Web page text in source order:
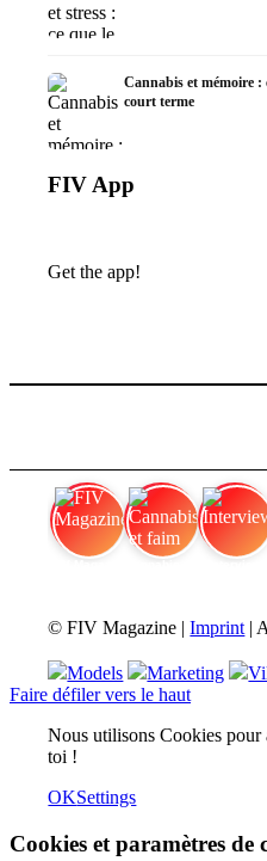
Cannabis et mémoire :
court terme
FIV App
Get the app!
© FIV Magazine |Imprint |
Models Marketing
Faire défiler vers le haut
Nous utilisons Cookies
toi !
OKSettings
Cookies et paramètres de